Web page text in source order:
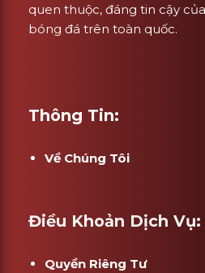
quen thuộc, đáng tin cậy
bóng đá trên toàn quốc.
Thông Tin:
Về Chúng Tôi
Điều Khoản Dịch Vụ:
Quyền Riêng Tư